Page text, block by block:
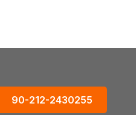
90-212-2430255